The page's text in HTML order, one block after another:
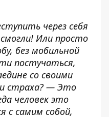
через себя
Или просто
без мобильной
постучаться,
со своими
страха? — Это
человек это
с самим собой,